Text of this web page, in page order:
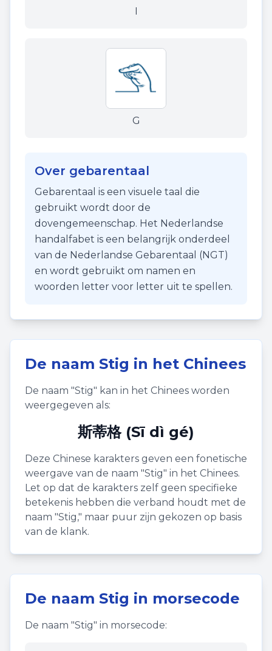
I
G
Over gebarentaal
Gebarentaal is een visuele taal die
gebruikt wordt door de
dovengemeenschap. Het Nederlandse
handalfabet is een belangrijk onderdeel
van de Nederlandse Gebarentaal (NGT)
en wordt gebruikt om namen en
woorden letter voor letter uit te spellen.
De naam Stig in het Chinees
De naam "Stig" kan in het Chinees worden
weergegeven als:
斯蒂格 (Sī dì gé)
Deze Chinese karakters geven een fonetische
weergave van de naam "Stig" in het Chinees.
Let op dat de karakters zelf geen specifieke
betekenis hebben die verband houdt met de
naam "Stig," maar puur zijn gekozen op basis
van de klank.
De naam Stig in morsecode
De naam "Stig" in morsecode: